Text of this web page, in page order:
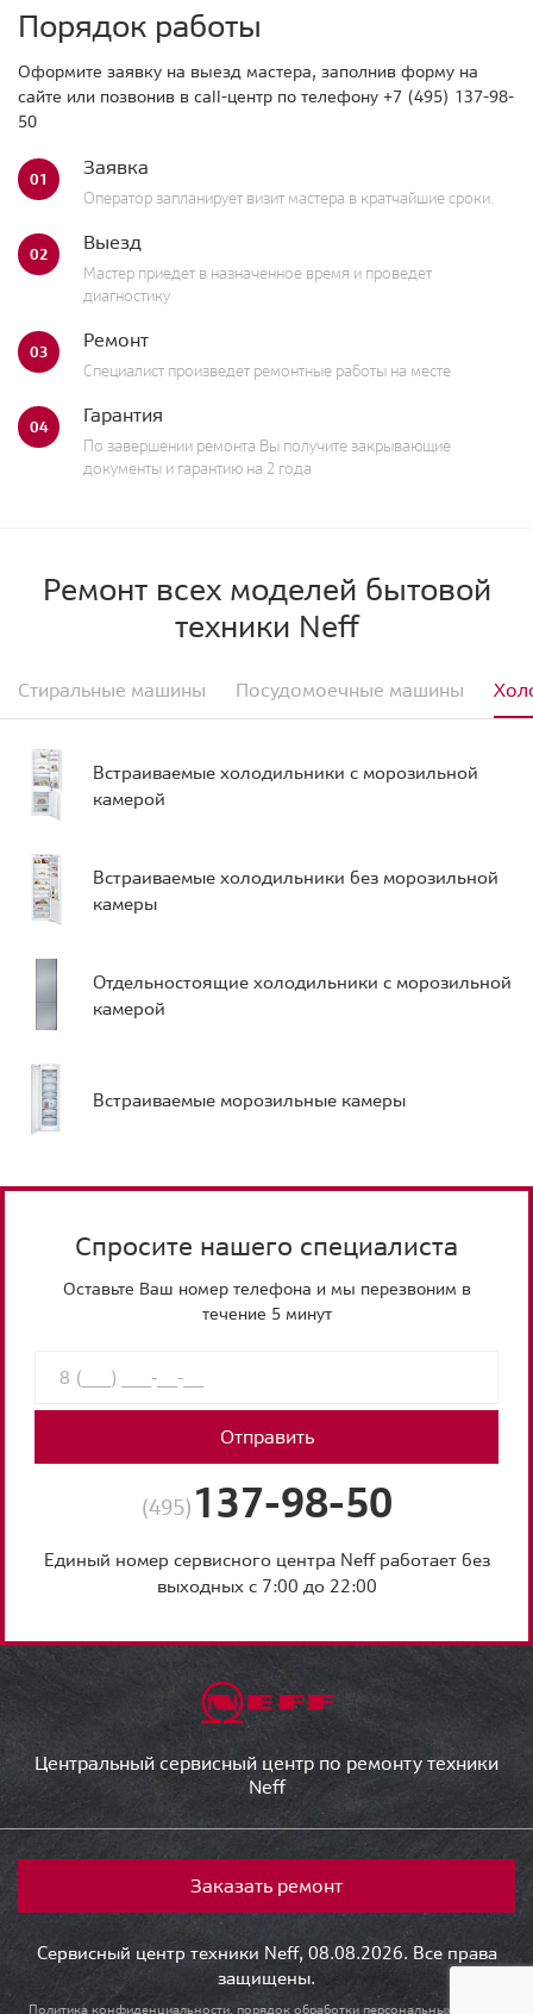
Порядок работы
Оформите заявку на выезд мастера, заполнив форму на
сайте или позвонив в call-центр по телефону +7 (495) 137-98-
50
01 Заявка
Оператор запланирует визит мастера в кратчайшие сроки.
02 Выезд
Мастер приедет в назначенное время и проведет
диагностику
03 Ремонт
Специалист произведет ремонтные работы на месте
04 Гарантия
По завершении ремонта Вы получите закрывающие
документы и гарантию на 2 года
Ремонт всех моделей бытовой
техники Neff
Стиральные машины Посудомоечные машины
Встраиваемые холодильники с морозильной
камерой
Встраиваемые холодильники без морозильной
камеры
Отдельностоящие холодильники с морозильной
камерой
Встраиваемые морозильные камеры
Спросите нашего специалиста
Оставьте Ваш номер телефона и мы перезвоним в
течение 5 минут
Отправить
(495) 137-98-50
Единый номер сервисного центра Neff работает без
выходных с 7:00 до 22:00
Центральный сервисный центр по ремонту техники
Neff
Заказать ремонт
Сервисный центр техники Neff, 08.08.2026. Все права
защищены.
Политика конфиденциальности, порядок обработки персональных данных